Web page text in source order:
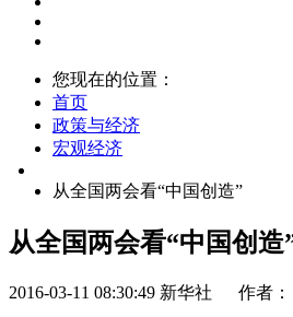
您现在的位置：
首页
政策与经济
宏观经济
从全国两会看“中国创造”
从全国两会看“中国创造
2016-03-11 08:30:49 新华社 作者：